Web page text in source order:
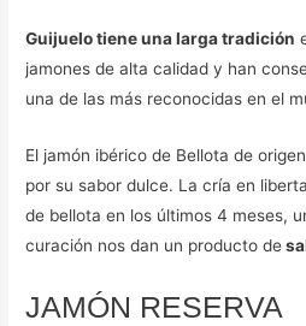
Guijuelo tiene una larga tradición
jamones de alta calidad y han
una de las más reconocidas en el
El jamón ibérico de Bellota de
por su sabor dulce. La cría en
de bellota en los últimos 4 meses,
curación nos dan un producto de
JAMÓN RESERVA